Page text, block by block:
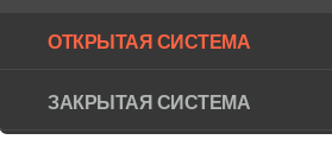
ОТКРЫТАЯ СИСТЕМА
ЗАКРЫТАЯ СИСТЕМА